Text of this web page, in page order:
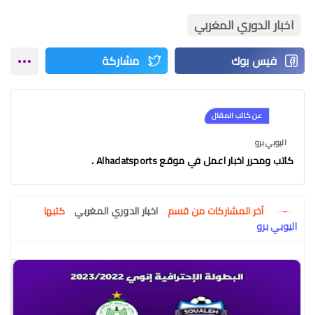
اخبار الدوري المغربي
عن كاتب المقال
اليوبي برو
كاتب ومحرر اخبار اعمل في موقع Alhadatsports .
آخر المشاركات من قسم اخبار الدوري المغربي كتبها
اليوبي برو